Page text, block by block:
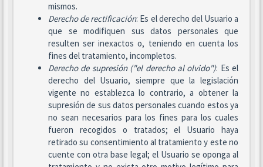
mismos.
Derecho de rectificación: Es el derecho del Usuario a
que se modifiquen sus datos personales que
resulten ser inexactos o, teniendo en cuenta los
fines del tratamiento, incompletos.
Derecho de supresión ("el derecho al olvido"): Es el
derecho del Usuario, siempre que la legislación
vigente no establezca lo contrario, a obtener la
supresión de sus datos personales cuando estos ya
no sean necesarios para los fines para los cuales
fueron recogidos o tratados; el Usuario haya
retirado su consentimiento al tratamiento y este no
cuente con otra base legal; el Usuario se oponga al